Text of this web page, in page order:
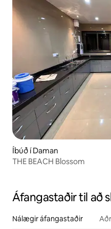
Íbúð í Daman
THE BEACH Blossom
Áfangastaðir til að
Nálægir áfangastaðir